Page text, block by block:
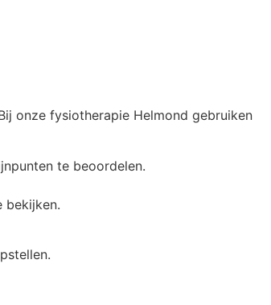
onze fysiotherapie Helmond gebruiken
te beoordelen.
bekijken.